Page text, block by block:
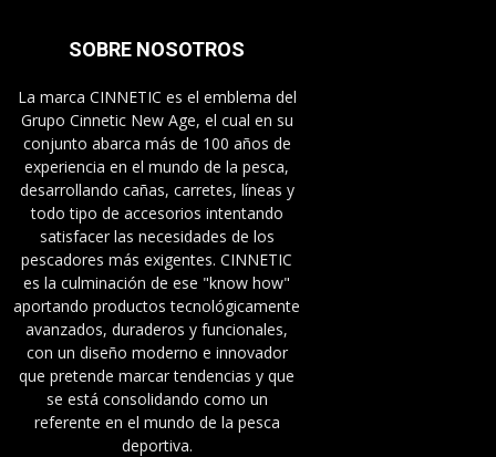
SOBRE NOSOTROS
La marca CINNETIC es el emblema del
Grupo Cinnetic New Age, el cual en su
conjunto abarca más de 100 años de
experiencia en el mundo de la pesca,
desarrollando cañas, carretes, líneas y
todo tipo de accesorios intentando
satisfacer las necesidades de los
pescadores más exigentes. CINNETIC
es la culminación de ese "know how"
aportando productos tecnológicamente
avanzados, duraderos y funcionales,
con un diseño moderno e innovador
que pretende marcar tendencias y que
se está consolidando como un
referente en el mundo de la pesca
deportiva.